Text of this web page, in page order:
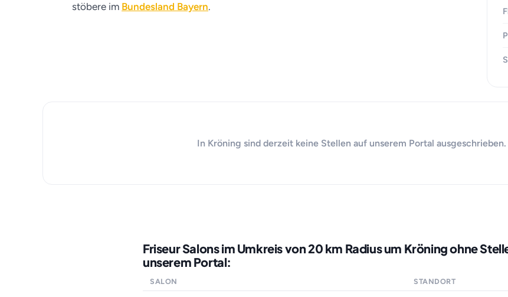
stöbere im Bundesland Bayern.
In Kröning sind derzeit keine Stellen auf unserem Portal
Friseur Salons im Umkreis von 20 km Radius um Kröning ohne
unserem Portal:
SALON STANDORT